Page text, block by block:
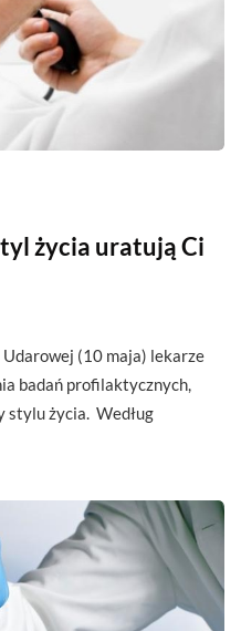
życia uratują Ci
(10 maja) lekarze
badań profilaktycznych,
stylu życia. Według